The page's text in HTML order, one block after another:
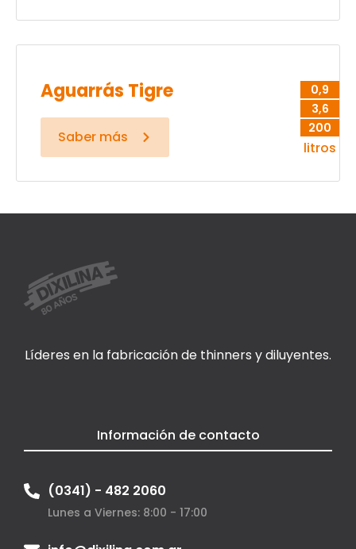
0,9
3,6
200
litros
Aguarrás Tigre
Saber más
Líderes en la fabricación de thinners y diluyentes.
Información de contacto
(0341) - 482 2060
Lunes a Viernes: 8:00 - 17:00